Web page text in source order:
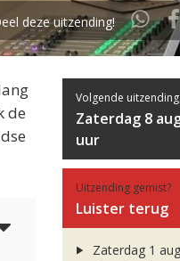
deze uitzending!
de
Volgende uitzending:
Zaterdag 8
uur
Uitzending gemist?
Luister terug
Zaterdag 1